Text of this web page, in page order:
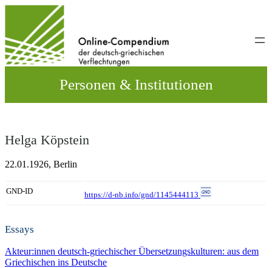
wechseln
Personen & Institutionen
Helga Köpstein
22.01.1926, Berlin
GND-ID https://d-nb.info/gnd/1145444113
Essays
Akteur:innen deutsch-griechischer Übersetzungskulturen: aus dem
Griechischen ins Deutsche